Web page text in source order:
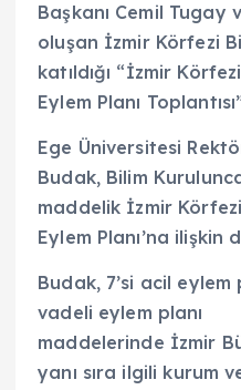
Başkanı Cemil Tugay
oluşan İzmir Körfezi
katıldığı “İzmir
Eylem Planı
Ege Üniversitesi
Budak, Bilim
maddelik İzmir
Eylem Planı’na ilişkin
Budak, 7’si acil eylem
vadeli eylem planı
maddelerinde İzmir
yanı sıra ilgili kurum